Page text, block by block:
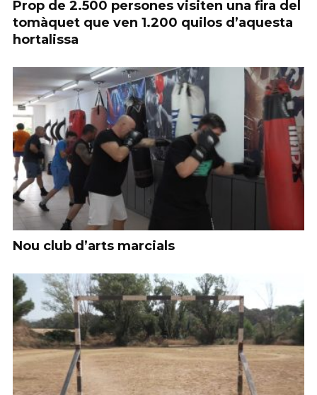
Prop de 2.500 persones visiten una fira del
tomàquet que ven 1.200 quilos d’aquesta
hortalissa
Nou club d’arts marcials